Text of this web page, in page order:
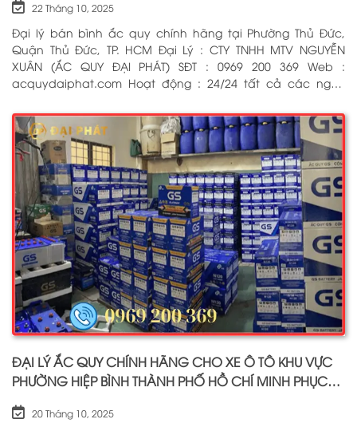
22 Tháng 10, 2025
Đại lý bán bình ắc quy chính hãng tại Phường Thủ Đức,
Quận Thủ Đức, TP. HCM Đại Lý : CTY TNHH MTV NGUYỄN
XUÂN (ẮC QUY ĐẠI PHÁT) SĐT : 0969 200 369 Web :
acquydaiphat.com Hoạt động : 24/24 tất cả các ngày
cho xe ô tô, xe máy, xe tải, cứu hộ ắc quy tận nơi 24/7 BẤM
ĐỂ GỌI NGAY CHO CHÚNG TÔI: 0969 200 369
ĐẠI LÝ ẮC QUY CHÍNH HÃNG CHO XE Ô TÔ KHU VỰC
PHƯỜNG HIỆP BÌNH THÀNH PHỐ HỒ CHÍ MINH PHỤC
20 Tháng 10, 2025